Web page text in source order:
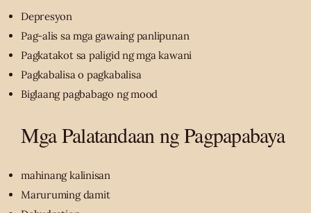
Depresyon
Pag-alis sa mga gawaing panlipunan
Pagkatakot sa paligid ng mga kawani
Pagkabalisa o pagkabalisa
Biglaang pagbabago ng mood
Mga Palatandaan ng Pagpapabaya
mahinang kalinisan
Maruruming damit